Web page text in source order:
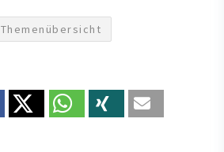
Themenübersicht